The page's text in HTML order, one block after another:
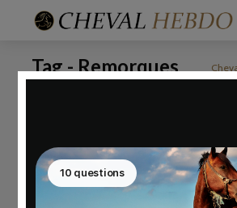
Tag - Remorques
ÉQUIPEMENTS
Van Cheval Liberté –